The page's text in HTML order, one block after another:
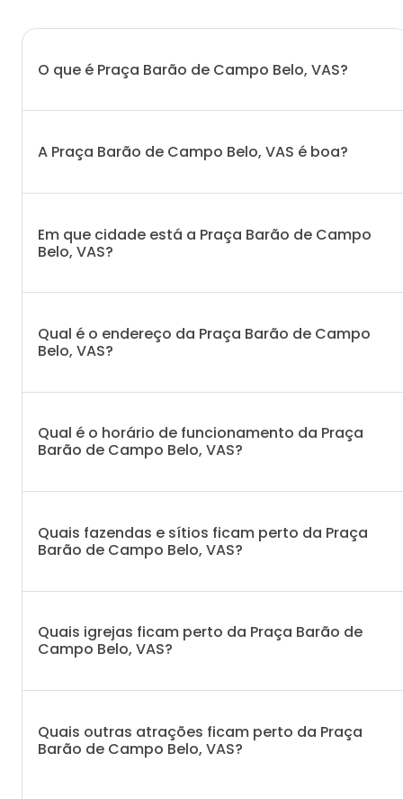
O que é Praça Barão de Campo Belo, VAS?
A Praça Barão de Campo Belo, VAS é boa?
Em que cidade está a Praça Barão de Campo
Belo, VAS?
Qual é o endereço da Praça Barão de Campo
Belo, VAS?
Qual é o horário de funcionamento da Praça
Barão de Campo Belo, VAS?
Quais fazendas e sítios ficam perto da Praça
Barão de Campo Belo, VAS?
Quais igrejas ficam perto da Praça Barão de
Campo Belo, VAS?
Quais outras atrações ficam perto da Praça
Barão de Campo Belo, VAS?